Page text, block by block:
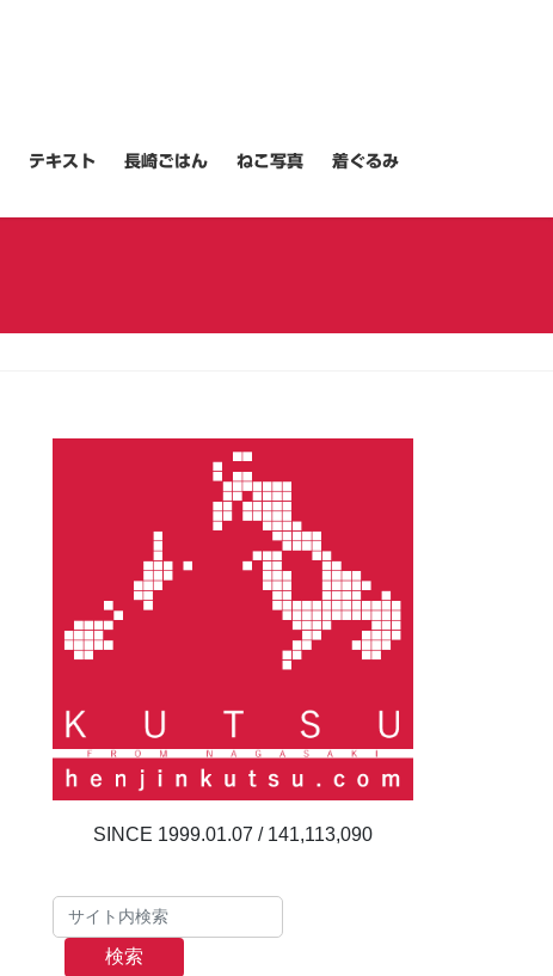
テキスト 長崎ごはん ねこ写真 着ぐるみ
141,113,090
検索